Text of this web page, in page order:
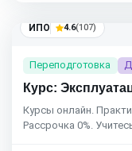
ИПО 4.6(107)
Переподготовка
Курс:
Курсы онлайн.
Рассрочка 0%.